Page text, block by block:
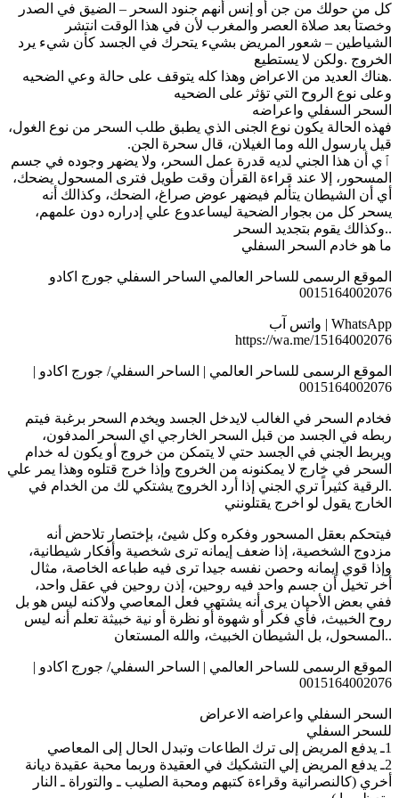
كل من حولك من جن أو إنس أنهم جنود السحر – الضيق في الصدر
وخصتاً بعد صلاة العصر والمغرب لأن في هذا الوقت انتشر
الشياطين – شعور المريض بشيء يتحرك في الجسد كأن شيء يرد
الخروج .ولكن لا يستطيع
.هناك العديد من الاعراض وهذا كله يتوقف على حالة وعي الضحيه
وعلى نوع الروح التي تؤثر على الضحيه
السحر السفلي واعراضه
فهذه الحالة يكون نوع الجنى الذي يطبق طلب السحر من نوع الغول،
قيل يارسول الله وما الغيلان، قال سحرة الجن.
ٱي أن هذا الجني لديه قدرة عمل السحر، ولا يضهر وجوده في جسم
المسحور، إلا عند قراءة القرأن وقت طويل فترى المسحول يضحك،
أي أن الشيطان يتألم فيضهر عوض صراغ، الضحك، وكذالك أنه
يسحر كل من بجوار الضحية ليساعدوع علي إدراره دون علمهم،
..وكذالك يقوم بتجديد السحر
ما هو خادم السحر السفلي
الموقع الرسمى للساحر العالمي الساحر السفلي جورج اكادو
0015164002076
WhatsApp | واتس آب
https://wa.me/15164002076
الموقع الرسمى للساحر العالمي | الساحر السفلي/ جورج اكادو |
0015164002076
فخادم السحر في الغالب لايدخل الجسد ويخدم السحر برغبة فيتم
ربطه في الجسد من قبل السحر الخارجي اي السحر المدفون،
ويربط الجني في الجسد حتي لا يتمكن من خروج أو يكون له خدام
السحر في خارج لا يمكنونه من الخروج وإذا خرج قتلوه وهذا يمر علي
.الرقية كثيراً تري الجني إذا أرد الخروج يشتكي لك من الخدام في
الخارج يقول لو اخرج يقتلونني
فيتحكم بعقل المسحور وفكره وكل شيئ، بإختصار تلاحض أنه
مزدوج الشخصية، إذا ضعف إيمانه ترى شخصية وأفكار شيطانية،
وإذا قوي إيمانه وحصن نفسه جيدا ترى فيه طباعه الخاصة، مثال
أخر تخيل أن جسم واحد فيه روحين، إذن روحين في عقل واحد،
ففي بعض الأحيان يرى أنه يشتهي فعل المعاصي ولاكنه ليس هو بل
روح الخبيث، فأي فكر أو شهوة أو نظرة أو نية خبيثة تعلم أنه ليس
..المسحول، بل الشيطان الخبيث، والله المستعان
الموقع الرسمى للساحر العالمي | الساحر السفلي/ جورج اكادو |
0015164002076
السحر السفلي واعراضه الاعراض
للسحر السفلي
1ـ يدفع المريض إلى ترك الطاعات وتبدل الحال إلى المعاصي
2ـ يدفع المريض إلي التشكيك في العقيدة وربما محبة عقيدة ديانة
أخري (كالنصرانية وقراءة كتبهم ومحبة الصليب ـ والتوراة ـ النار